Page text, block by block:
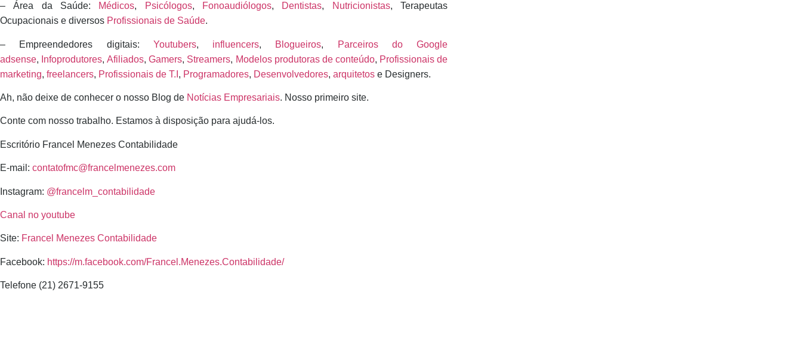
– Área da Saúde: Médicos, Psicólogos, Fonoaudiólogos, Dentistas, Nutricionistas, Terapeutas
Ocupacionais e diversos Profissionais de Saúde.
– Empreendedores digitais: Youtubers, influencers, Blogueiros,
Parceiros do Google
adsense, Infoprodutores,Afiliados,Gamers, Streamers, Modelos produtoras de conteúdo, Profissionais de
marketing, freelancers, Profissionais de T.I , Programadores, Desenvolvedores, arquitetos e Designers.
Ah, não deixe de conhecer o nosso Blog de Notícias Empresariais. Nosso primeiro site.
Conte com nosso trabalho. Estamos à disposição para ajudá-los.
Escritório Francel Menezes Contabilidade
E-mail: contatofmc@francelmenezes.com
Instagram: @francelm_contabilidade
Canal no youtube
Site: Francel Menezes Contabilidade
Facebook: https://m.facebook.com/Francel.Menezes.Contabilidade/
Telefone (21) 2671-9155